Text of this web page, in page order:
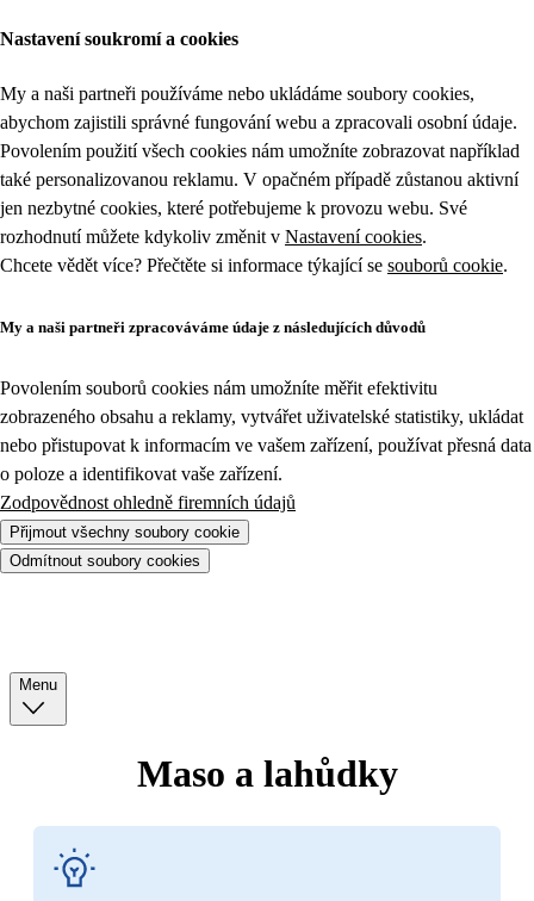
Nastavení soukromí a cookies
My a naši partneři používáme nebo ukládáme soubory cookies,
abychom zajistili správné fungování webu a zpracovali osobní údaje.
Povolením použití všech cookies nám umožníte zobrazovat například
také personalizovanou reklamu. V opačném případě zůstanou aktivní
jen nezbytné cookies, které potřebujeme k provozu webu. Své
rozhodnutí můžete kdykoliv změnit v Nastavení cookies.
Chcete vědět více? Přečtěte si informace týkající se souborů cookie.
My a naši partneři zpracováváme údaje z následujících důvodů
Povolením souborů cookies nám umožníte měřit efektivitu
zobrazeného obsahu a reklamy, vytvářet uživatelské statistiky, ukládat
nebo přistupovat k informacím ve vašem zařízení, používat přesná data
o poloze a identifikovat vaše zařízení.
Zodpovědnost ohledně firemních údajů
Přijmout všechny soubory cookie
Odmítnout soubory cookies
Menu
Maso a lahůdky